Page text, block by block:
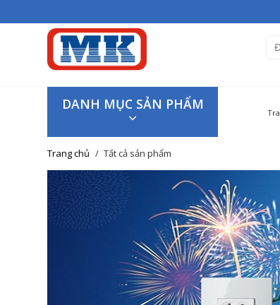
DANH MỤC SẢN PHẨM
Trang chủ Tất cả sản phẩm
sản
Giao hàng trên
Tiếp tục mua hàng